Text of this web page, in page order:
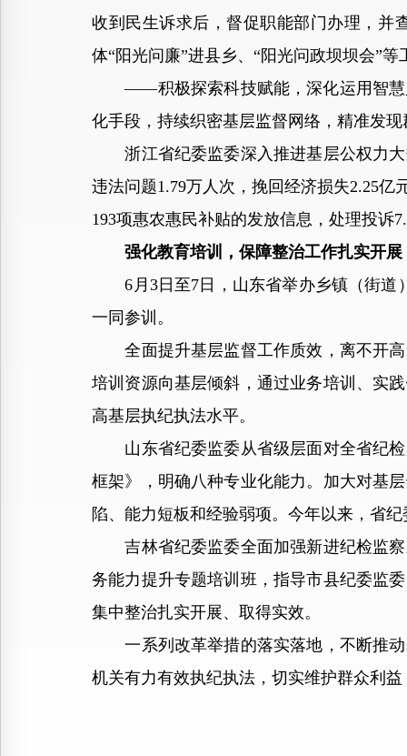
收到民生诉求后，督促职能部门办理，并
体“阳光问廉”进县乡、“阳光问政坝坝会”
——积极探索科技赋能，深化运用智慧监
化手段，持续织密基层监督网络，精准发
浙江省纪委监委深入推进基层公权力大
违法问题1.79万人次，挽回经济损失2.25
193项惠农惠民补贴的发放信息，处理投诉
强化教育培训，保障整治工作扎实开
6月3日至7日，山东省举办乡镇（街道
一同参训。
全面提升基层监督工作质效，离不开高
培训资源向基层倾斜，通过业务培训、实
高基层执纪执法水平。
山东省纪委监委从省级层面对全省纪检
框架》，明确八种专业化能力。加大对基
陷、能力短板和经验弱项。今年以来，省
吉林省纪委监委全面加强新进纪检监察
务能力提升专题培训班，指导市县纪委监
集中整治扎实开展、取得实效。
一系列改革举措的落实落地，不断推动
机关有力有效执纪执法，切实维护群众利